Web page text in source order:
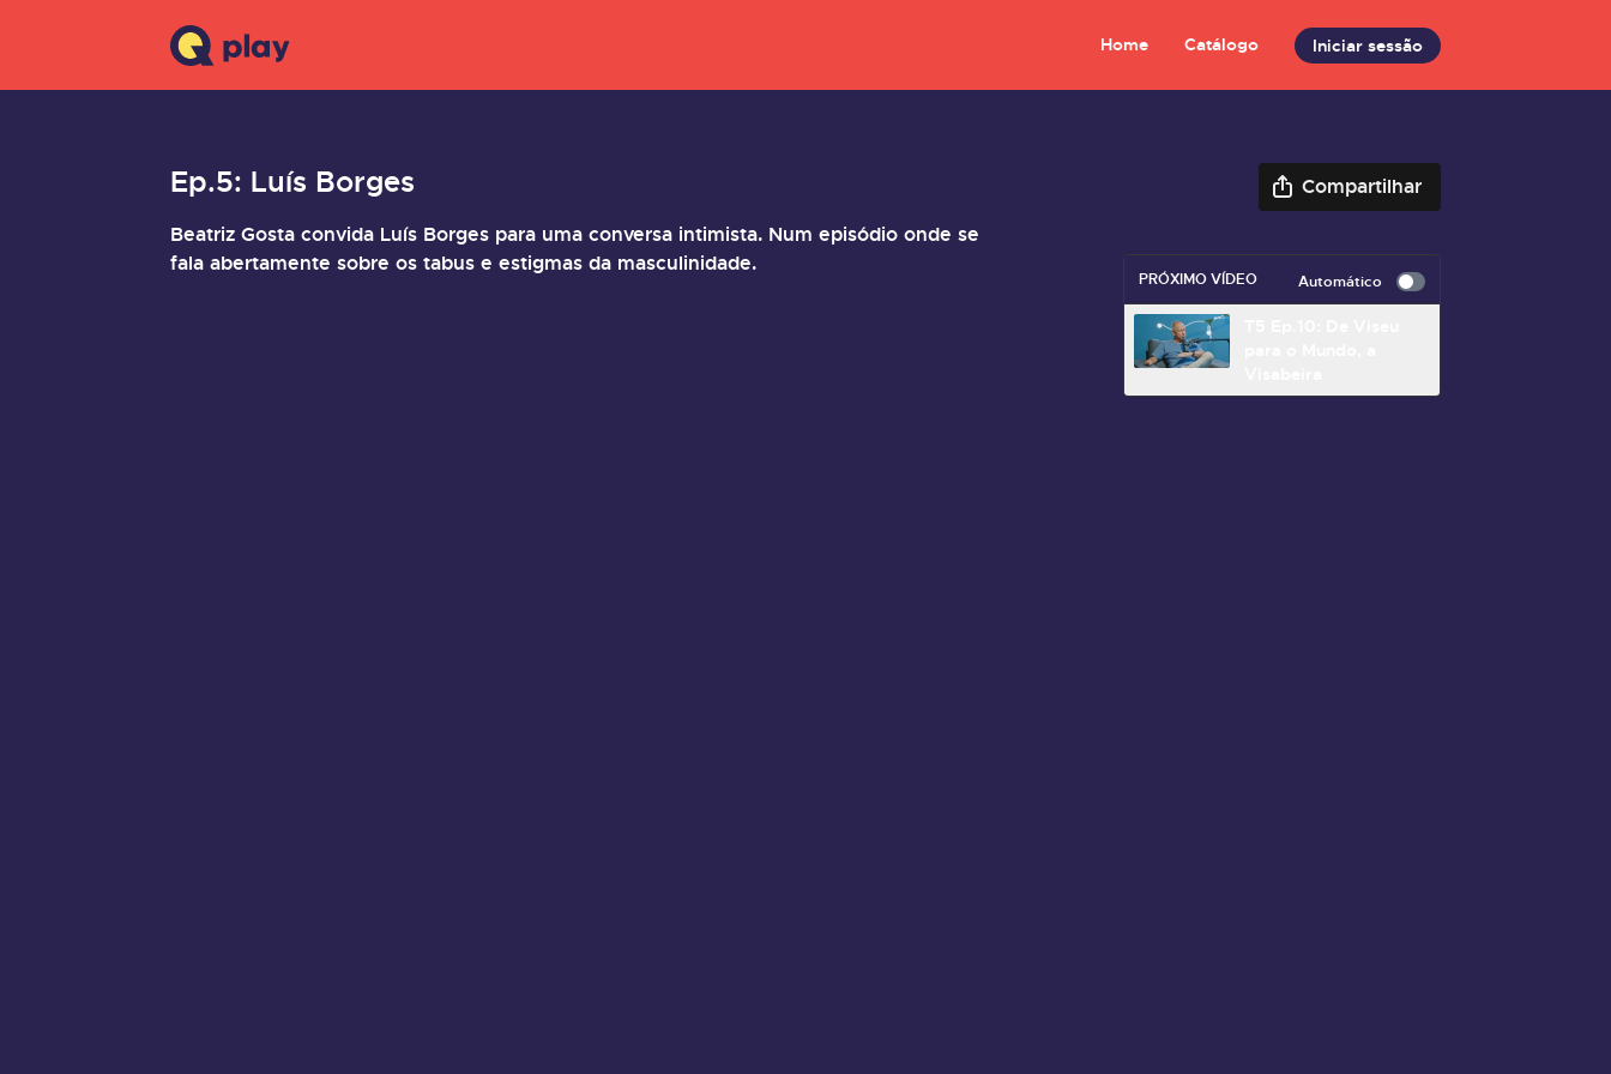
Home Catálogo Iniciar sessão
Ep.5: Luís Borges
Compartilhar
Beatriz Gosta convida Luís Borges para uma conversa intimista. Num episódio onde se
fala abertamente sobre os tabus e estigmas da masculinidade.
PRÓXIMO VÍDEO Automático